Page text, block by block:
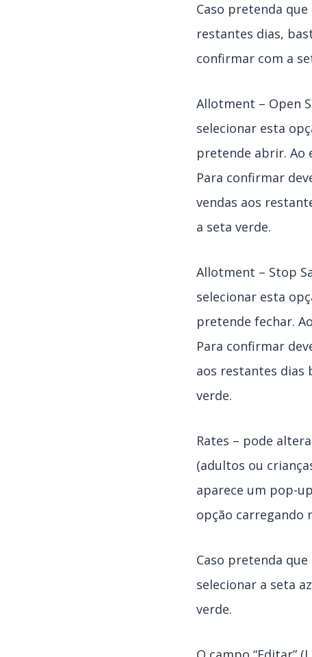
Caso pretenda
restantes dias,
confirmar com a
Allotment – Open
selecionar esta
pretende abrir. Ao
Para confirmar
vendas aos
a seta verde.
Allotment – Stop
selecionar esta
pretende fechar.
Para confirmar
aos restantes dias
verde.
Rates – pode
(adultos ou
aparece um pop-
opção carregando
Caso pretenda
selecionar a seta
verde.